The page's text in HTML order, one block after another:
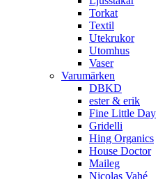
Torkat
Textil
Utekrukor
Utomhus
Vaser
Varumärken
DBKD
ester & erik
Fine Little Day
Gridelli
Hing Organics
House Doctor
Maileg
Nicolas Vahé